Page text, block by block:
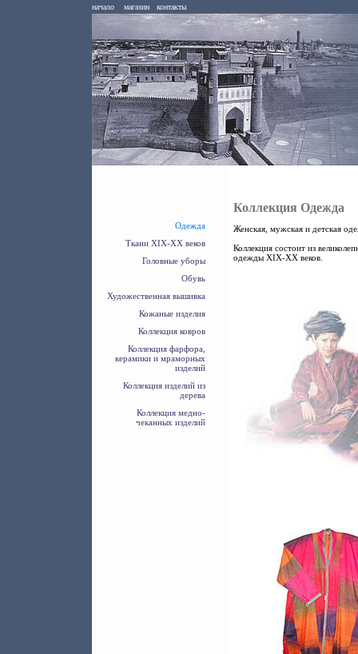
начало магазин контакты
Одежда
Ткани XIX-XX веков
Головные уборы
Обувь
Художественная вышивка
Кожаные изделия
Коллекция ковров
Коллекция фарфора,
керамики и мраморных
изделий
Коллекция изделий из
дерева
Коллекция медно-
чеканных изделий
Коллекция Одежда
Женская, мужская и детская
Коллекция состоит из
одежды XIX-XX веков.